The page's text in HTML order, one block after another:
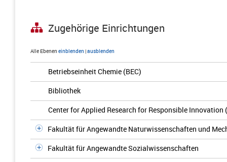
Zugehörige Einrichtungen
Alle Ebenen einblenden |ausblenden
Betriebseinheit Chemie (BEC)
Bibliothek
Center for Applied Research for Responsible Innovation
Fakultät für Angewandte Naturwissenschaften und
Fakultät für Angewandte Sozialwissenschaften